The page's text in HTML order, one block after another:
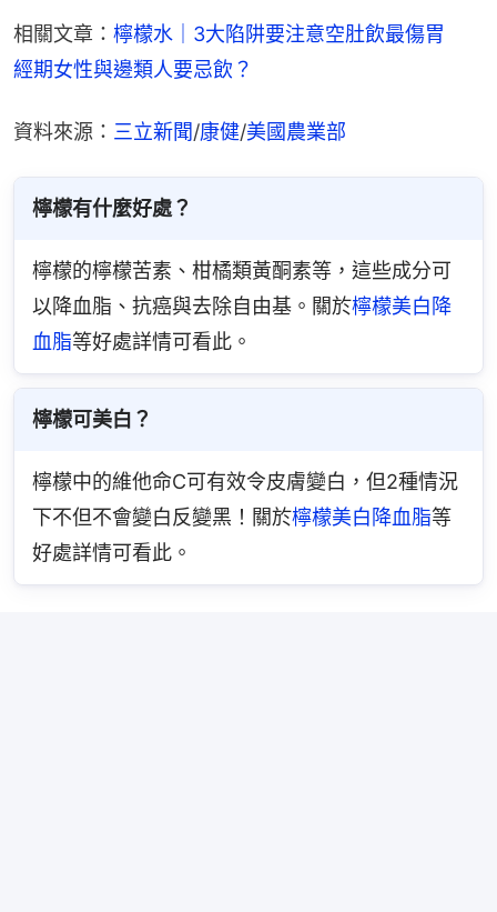
相關文章： 檸檬水｜3大陷阱要注意空肚飲最傷胃
經期女性與邊類人要忌飲？
資料來源： 三立新聞/康健/美國農業部
檸檬有什麼好處？
檸檬的檸檬苦素、柑橘類黃酮素等，這些成分可
以降血脂、抗癌與去除自由基。關於檸檬美白降
血脂等好處詳情可看此。
檸檬可美白？
檸檬中的維他命C可有效令皮膚變白，但2種情況
下不但不會變白反變黑！關於檸檬美白降血脂等
好處詳情可看此。